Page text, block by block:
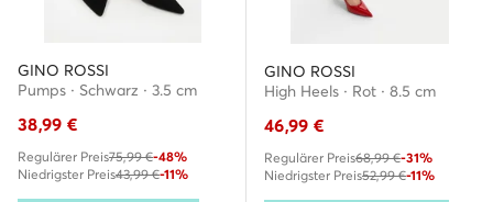
GINO ROSSI
Pumps · Schwarz · 3.5 cm
38,99 €
Regulärer Preis75,99 €-48%
Niedrigster Preis43,99 €-11%
GINO ROSSI
High Heels · Rot · 8.5 cm
46,99 €
Regulärer Preis68,99 €-31%
Niedrigster Preis52,99 €-11%